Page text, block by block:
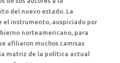
del nuevo estado. La
el instrumento, auspiciado por
norteamericano, para
afiliaron muchos camisas
matriz de la política actual